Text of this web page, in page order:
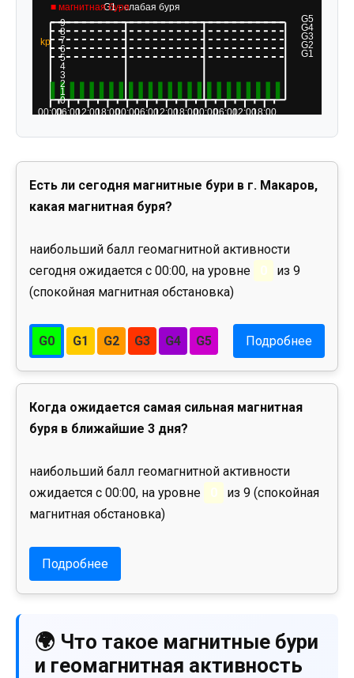
Есть ли сегодня магнитные бури в г. Макаров,
какая магнитная буря?
наибольший балл геомагнитной активности
сегодня ожидается с 00:00, на уровне
0
из 9
(спокойная магнитная обстановка)
G0 G1 G2 G3 G4 G5 Подробнее
Когда ожидается самая сильная магнитная
буря в ближайшие 3 дня?
наибольший балл геомагнитной активности
ожидается с 00:00, на уровне
0
из 9 (спокойная
магнитная обстановка)
Подробнее
🌍 Что такое магнитные бури
и геомагнитная активность